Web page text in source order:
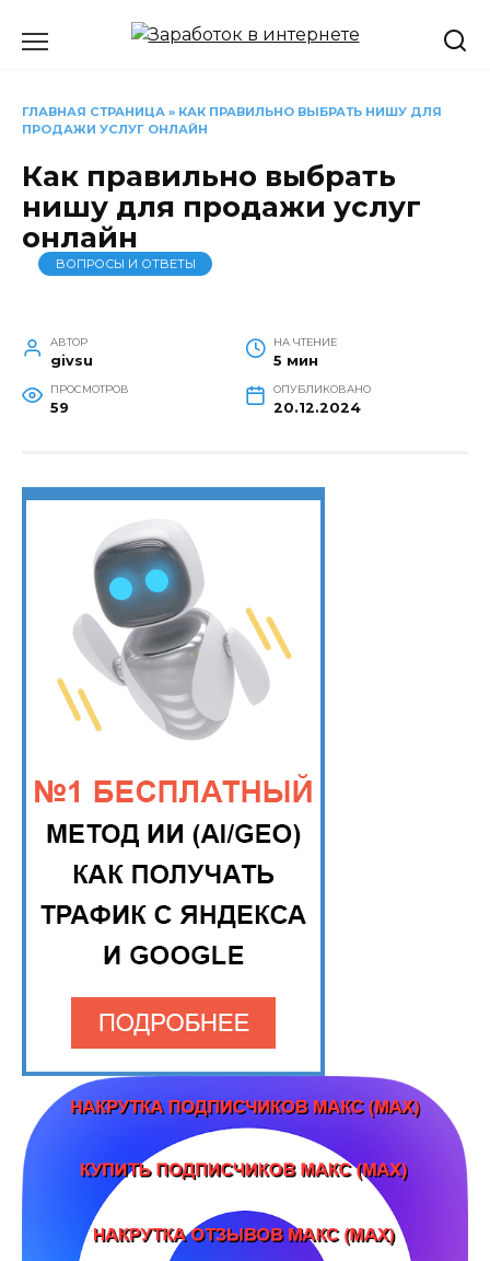
ГЛАВНАЯ СТРАНИЦА » КАК ПРАВИЛЬНО ВЫБРАТЬ НИШУ ДЛЯ
ПРОДАЖИ УСЛУГ ОНЛАЙН
Как правильно выбрать
нишу для продажи услуг
онлайн
ВОПРОСЫ И ОТВЕТЫ
АВТОР
givsu
НА ЧТЕНИЕ
5 мин
ПРОСМОТРОВ
59
ОПУБЛИКОВАНО
20.12.2024